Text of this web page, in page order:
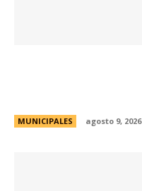
MUNICIPALES agosto 9, 2026